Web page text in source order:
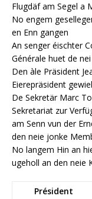
Flugdäf am Segel a
No engem
en Enn gangen
An senger éischter
Générale huet de
Den àle Präsident
Eierepräsident
De Sekretär Marc
Sekretariat zur
am Senn vun der
den neie jonke
No langem Hin an
ugeholl an den neie
Président